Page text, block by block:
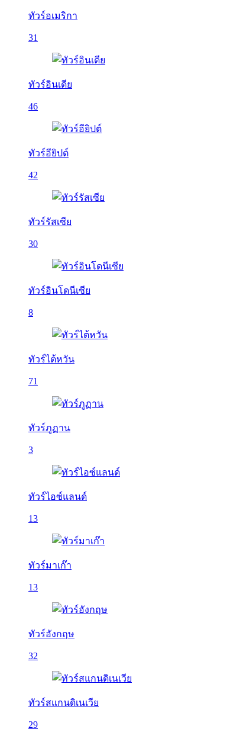
ทัวร์อเมริกา
31
ทัวร์อินเดีย
46
ทัวร์อียิปต์
42
ทัวร์รัสเซีย
30
ทัวร์อินโดนีเซีย
8
ทัวร์ไต้หวัน
71
ทัวร์ภูฏาน
3
ทัวร์ไอซ์แลนด์
13
ทัวร์มาเก๊า
13
ทัวร์อังกฤษ
32
ทัวร์สแกนดิเนเวีย
29